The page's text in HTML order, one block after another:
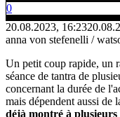
0
20.08.2023, 16:23
anna von stefenelli /
Un petit coup rapide, un
séance de tantra de
concernant la durée de
mais dépendent aussi de
déjà montré à plusieurs